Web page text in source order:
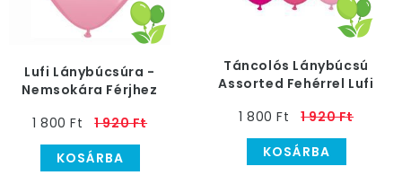
Lufi Lánybúcsúra -
Nemsokára Férjhez
db
1 800 Ft
1 920 Ft
KOSÁRBA
Táncolós Lánybúcsú
Assorted Fehérrel Lufi
1 800 Ft
1 920 Ft
KOSÁRBA